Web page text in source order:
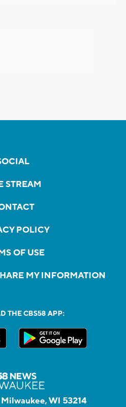
STREAM
POLICY
OF USE
MY INFORMATION
THE CBS58 APP:
WI 53214